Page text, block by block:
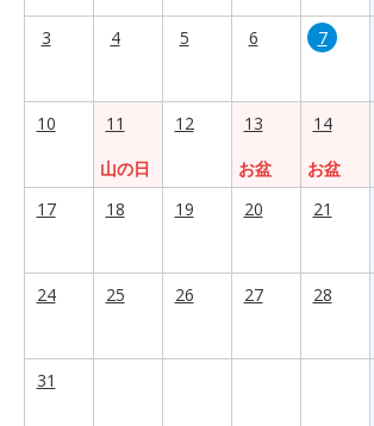
3 4 5 6 7
10
11
山の日
12
13
お盆
14
お盆
17
18 19 20 21
24 25 26 27 28
31